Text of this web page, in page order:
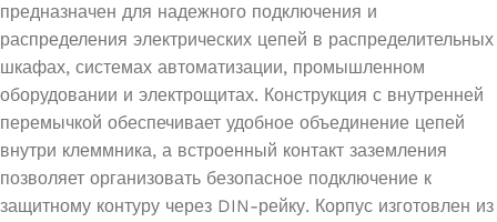
предназначен для надежного подключения и
распределения электрических цепей в распределительных
шкафах, системах автоматизации, промышленном
оборудовании и электрощитах. Конструкция с внутренней
перемычкой обеспечивает удобное объединение цепей
внутри клеммника, а встроенный контакт заземления
позволяет организовать безопасное подключение к
защитному контуру через DIN-рейку. Корпус изготовлен из